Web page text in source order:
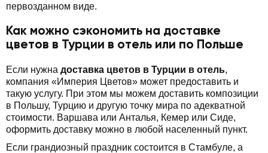
первозданном виде.
Как можно сэкономить на доставке
цветов в Турции в отель или по Польше
Если нужна доставка цветов в Турции в отель,
компания «Империя Цветов» может предоставить и
такую услугу. При этом мы можем доставить композиции
в Польшу, Турцию и другую точку мира по адекватной
стоимости. Варшава или Анталья, Кемер или Сиде,
оформить доставку можно в любой населенный пункт.
Если грандиозный праздник состоится в Стамбуле, а